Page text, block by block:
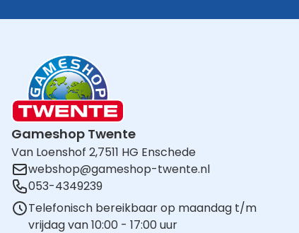
Gameshop Twente
Van Loenshof 2,7511 HG Enschede
webshop@gameshop-twente.nl
053-4349239
Telefonisch bereikbaar op maandag t/m
vrijdag van 10:00 - 17:00 uur